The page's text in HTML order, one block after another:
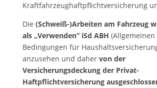
Kraftfahrzeughaftpflichtversicherung
Die (Schweiß-)Arbeiten am Fahrzeug
als „Verwenden“ iSd ABH (Allgemeinen
Bedingungen für
anzusehen und daher von der
Versicherungsdeckung der Privat-
Haftpflichtversicherung